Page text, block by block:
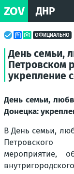
ZOV ДНР
ОФИЦИАЛЬНО
День семьи,
Петровском
укрепление
День семьи,
Донецка:
В День семьи,
Петровского
мероприятие,